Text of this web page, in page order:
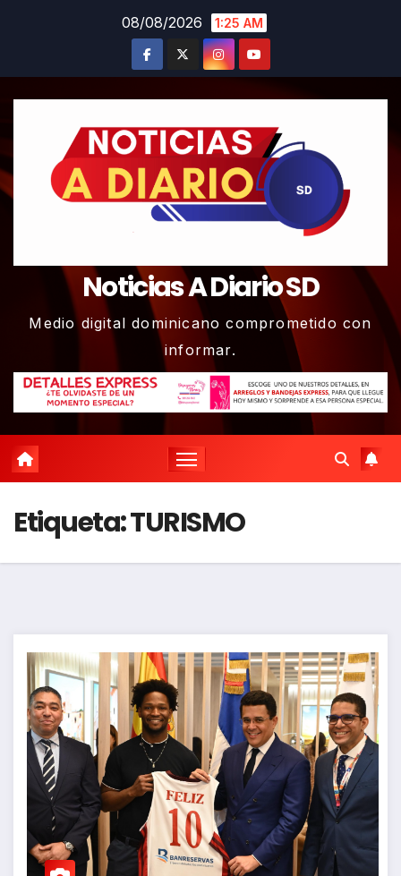
08/08/2026 1:25 AM
Noticias A Diario SD
Medio digital dominicano comprometido con
informar.
Etiqueta:TURISMO